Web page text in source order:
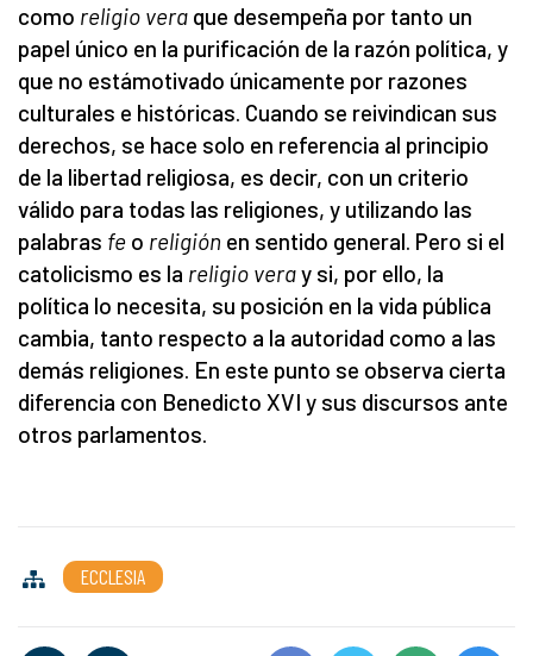
como religio vera que desempeña por tanto un
papel único en la purificación de la razón política, y
que no estámotivado únicamente por razones
culturales e históricas. Cuando se reivindican sus
derechos, se hace solo en referencia al principio
de la libertad religiosa, es decir, con un criterio
válido para todas las religiones, y utilizando las
palabras fe o religión en sentido general. Pero si el
catolicismo es la religio veray si, por ello, la
política lo necesita, su posición en la vida pública
cambia, tanto respecto a la autoridad como a las
demás religiones. En este punto se observa cierta
diferencia con Benedicto XVI y sus discursos ante
otros parlamentos.
ECCLESIA